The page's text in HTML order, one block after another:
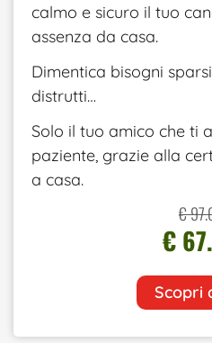
calmo e sicuro il tuo
assenza da casa.
Dimentica bisogni
distrutti…
Solo il tuo amico che ti
paziente, grazie alla
a casa.
€
€
Scopri